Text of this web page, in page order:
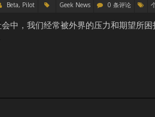
Beta, Pilot Geek News 0 条评论
中，我们经常被外界的压力和期望所